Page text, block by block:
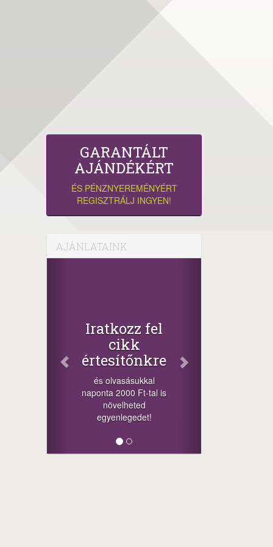
GARANTÁLT
AJÁNDÉKÉRT
ÉS PÉNZNYEREMÉNYÉRT
REGISZTRÁLJ INGYEN!
AJÁNLATAINK
Iratkozz fel
cikk
értesítőnkre
és olvasásukkal
naponta 2000 Ft-tal is
növelheted
egyenlegedet!